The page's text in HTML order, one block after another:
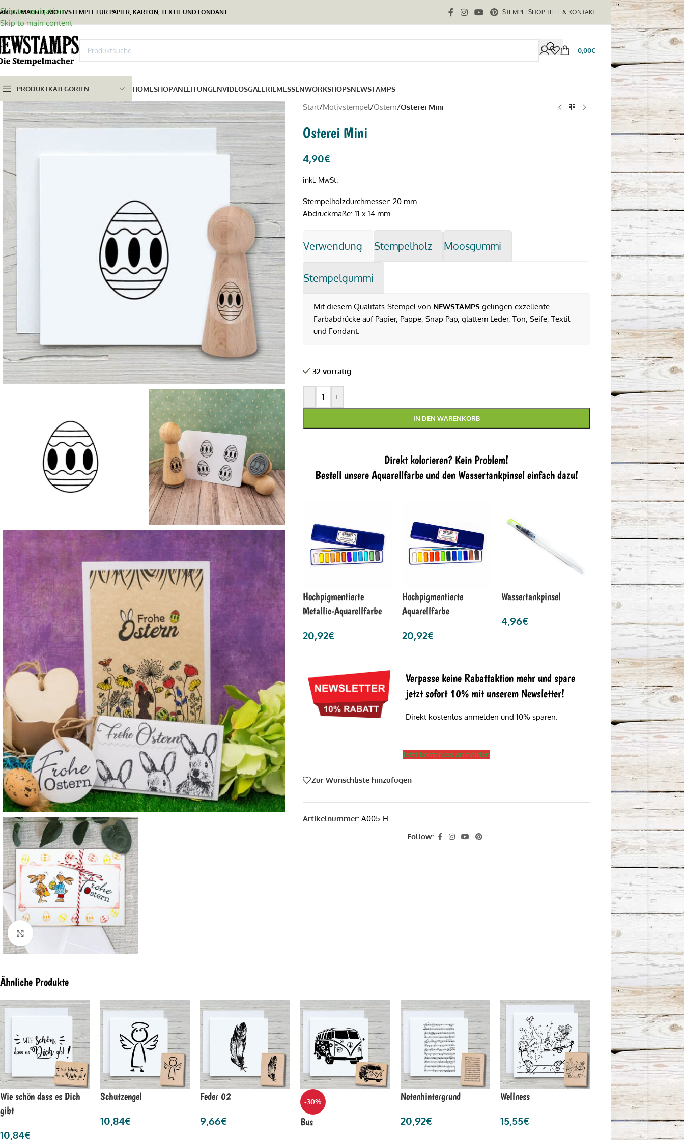
Skip to navigation
Skip to main content
MOTIVSTEMPEL FÜR PAPIER, KARTON, TEXTIL UND FONDANT... STEMPELSHOPHILFE & KONTAKT
0,00€
PRODUKTKATEGORIEN HOMESHOPANLEITUNGENVIDEOSGALERIEMESSENWORKSHOPSNEWSTAMPS
Start/Motivstempel/Ostern/Osterei Mini
Osterei Mini
4,90€
inkl. MwSt.
Stempelholzdurchmesser: 20 mm
Abdruckmaße: 11 x 14 mm
Verwendung Stempelholz Moosgummi
Stempelgummi
Mit diesem Qualitäts-Stempel von NEWSTAMPS gelingen exzellente
Farbabdrücke auf Papier, Pappe, Snap Pap, glattem Leder, Ton, Seife, Textil
und Fondant.
32 vorrätig
- +
IN DEN WARENKORB
Direkt kolorieren? Kein Problem!
Bestell unsere Aquarellfarbe und den Wassertankpinsel einfach dazu!
Hochpigmentierte
Metallic-Aquarellfarbe
20,92€
Hochpigmentierte
Aquarellfarbe
20,92€
Wassertankpinsel
4,96€
Verpasse keine Rabattaktion mehr und spare
jetzt sofort 10% mit unserem Newsletter!
Direkt kostenlos anmelden und 10% sparen.
Jetzt kostenlos anmelden
Zur Wunschliste hinzufügen
Artikelnummer: A005-H
Follow:
Ähnliche Produkte
Wie schön dass es Dich
gibt
10,84€
Schutzengel
10,84€
Feder 02
9,66€
-30%
Bus
Notenhintergrund
20,92€
Wellness
15,55€